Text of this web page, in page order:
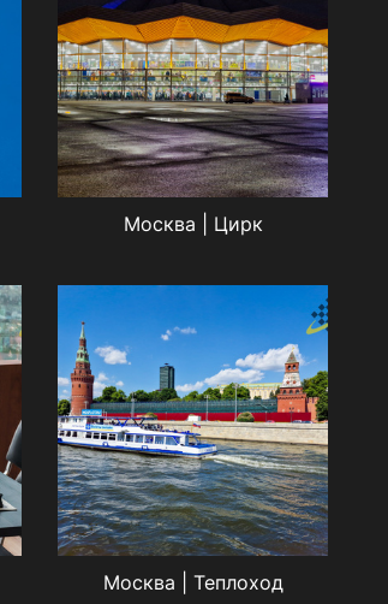
Москва | Цирк
Москва | Теплоход